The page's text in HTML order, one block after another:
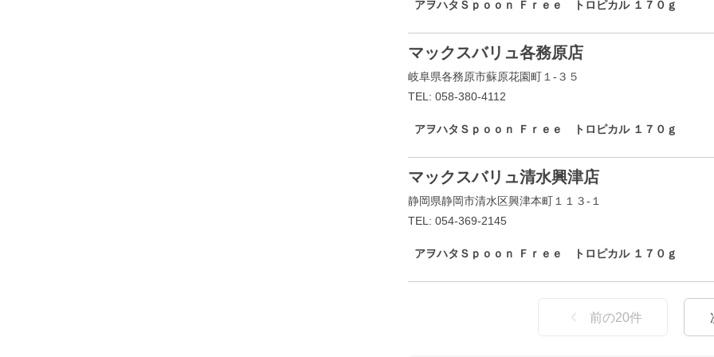
アヲハタＳｐｏｏｎ Ｆｒｅｅ トロピカル １７０ｇ
マックスバリュ各務原店
岐阜県各務原市蘇原花園町１-３５
TEL: 058-380-4112
アヲハタＳｐｏｏｎ Ｆｒｅｅ トロピカル １７０ｇ
マックスバリュ清水興津店
静岡県静岡市清水区興津本町１１３-１
TEL: 054-369-2145
アヲハタＳｐｏｏｎ Ｆｒｅｅ トロピカル １７０ｇ
前の20件